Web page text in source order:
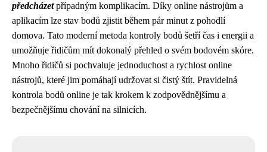
předcházetpřípadným komplikacím. Díky online nástrojům a
aplikacím lze stav bodů zjistit během pár minut z pohodlí
domova. Tato moderní metoda kontroly bodů šetří čas i energii a
umožňuje řidičům mít dokonalý přehled o svém bodovém skóre.
Mnoho řidičů si pochvaluje jednoduchost a rychlost online
nástrojů, které jim pomáhají udržovat si čistý štít. Pravidelná
kontrola bodů online je tak krokem k zodpovědnějšímu a
bezpečnějšímu chování na silnicích.